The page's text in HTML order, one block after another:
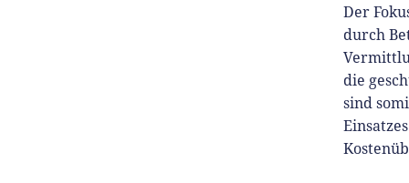
Der
durch
die
sind